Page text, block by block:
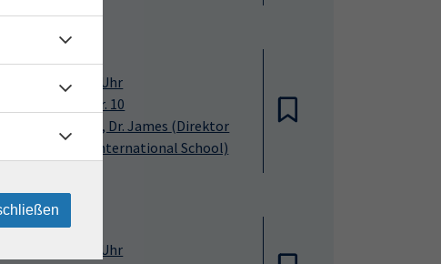
25.11.2026
— 19:30
Uhr
VHS, Annenstr. 10
Brightman III, Dr. James (Direktor
der Dresden International School)
12.11.2026
Uhr